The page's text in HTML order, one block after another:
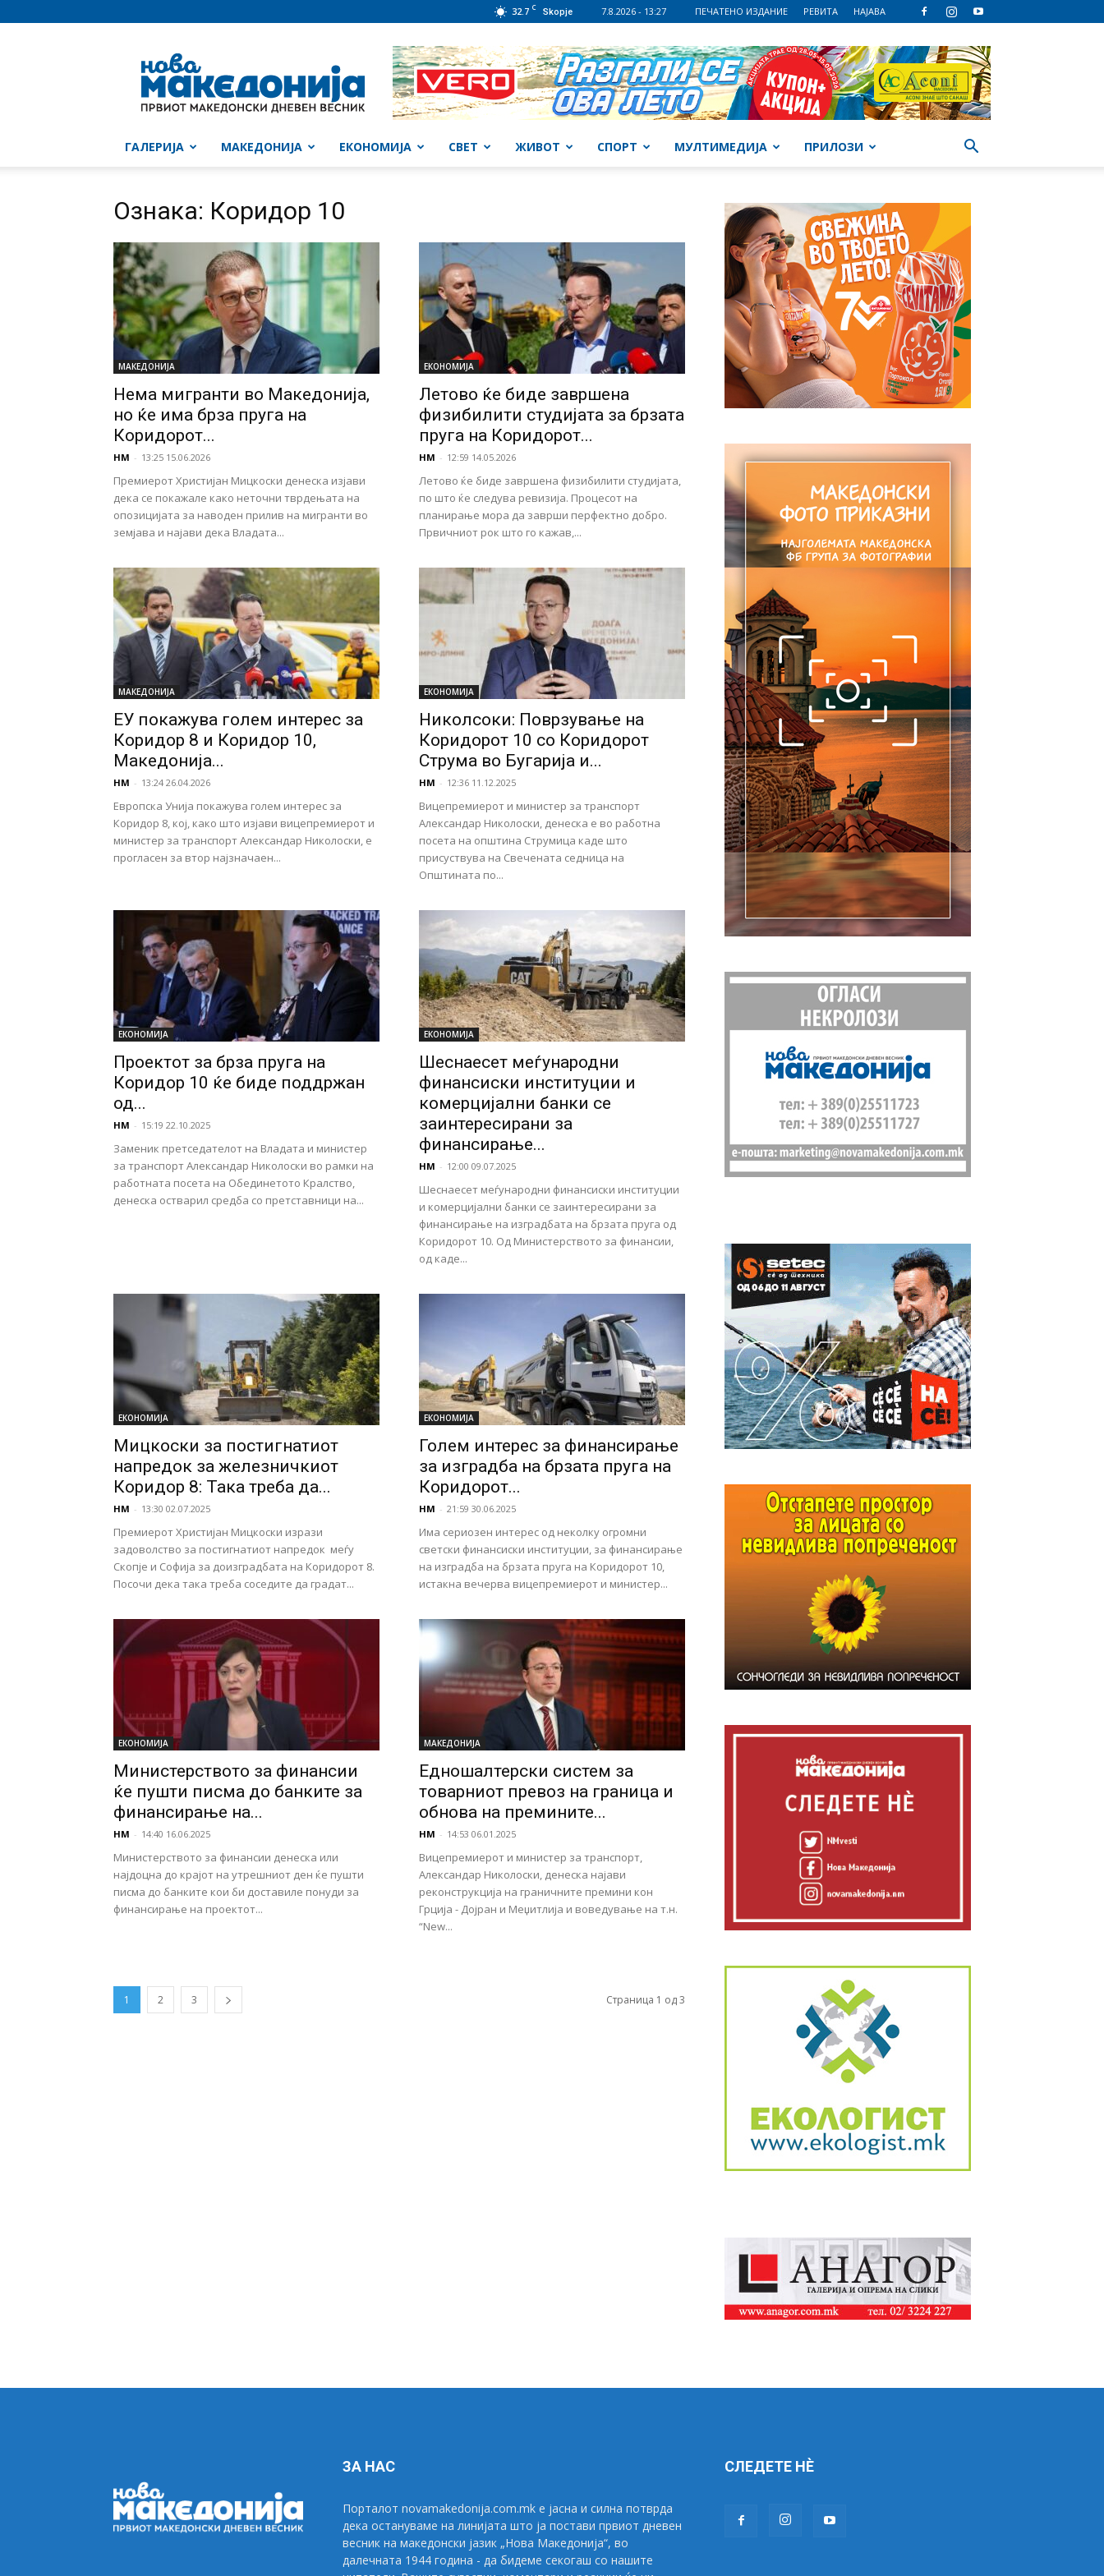
32.7 C Skopje 7.8.2026 - 13:27 ПЕЧАТЕНО ИЗДАНИЕ РЕВИТА НАЈАВА
Македонија
ГАЛЕРИЈА МАКЕДОНИЈА ЕКОНОМИЈА СВЕТ ЖИВОТ СПОРТ МУЛТИМЕДИЈА ПРИЛОЗИ
Ознака: Коридор 10
МАКЕДОНИЈА
Нема мигранти во Македонија,
но ќе има брза пруга на
Коридорот...
НМ - 13:25 15.06.2026
Премиерот Христијан Мицкоски денеска изјави
дека се покажале како неточни тврдењата на
опозицијата за наводен прилив на мигранти во
земјава и најави дека Владата...
ЕКОНОМИЈА
Летово ќе биде завршена
физибилити студијата за брзата
пруга на Коридорот...
НМ - 12:59 14.05.2026
Летово ќе биде завршена физибилити студијата,
по што ќе следува ревизија. Процесот на
планирање мора да заврши перфектно добро.
Првичниот рок што го кажав,...
МАКЕДОНИЈА
ЕУ покажува голем интерес за
Коридор 8 и Коридор 10,
Македонија...
НМ - 13:24 26.04.2026
Европска Унија покажува голем интерес за
Коридор 8, кој, како што изјави вицепремиерот и
министер за транспорт Александар Николоски, е
прогласен за втор најзначаен...
ЕКОНОМИЈА
Николсоки: Поврзување на
Коридорот 10 со Коридорот
Струма во Бугарија и...
НМ - 12:36 11.12.2025
Вицепремиерот и министер за транспорт
Александар Николоски, денеска е во работна
посета на општина Струмица каде што
присуствува на Свечената седница на
Општината по...
ЕКОНОМИЈА
Проектот за брза пруга на
Коридор 10 ќе биде поддржан
од...
НМ - 15:19 22.10.2025
Заменик претседателот на Владата и министер
за транспорт Александар Николоски во рамки на
работната посета на Обединетото Кралство,
денеска остварил средба со претставници на...
ЕКОНОМИЈА
Шеснаесет меѓународни
финансиски институции и
комерцијални банки се
заинтересирани за
финансирање...
НМ - 12:00 09.07.2025
Шеснаесет меѓународни финансиски институции
и комерцијални банки се заинтересирани за
финансирање на изградбата на брзата пруга од
Коридорот 10. Од Министерството за финансии,
од каде...
ЕКОНОМИЈА
Мицкоски за постигнатиот
напредок за железничкиот
Коридор 8: Така треба да...
НМ - 13:30 02.07.2025
Премиерот Христијан Мицкоски изрази
задоволство за постигнатиот напредок меѓу
Скопје и Софија за доизградбата на Коридорот 8.
Посочи дека така треба соседите да градат...
ЕКОНОМИЈА
Голем интерес за финансирање
за изградба на брзата пруга на
Коридорот...
НМ - 21:59 30.06.2025
Има сериозен интерес од неколку огромни
светски финансиски институции, за финансирање
на изградба на брзата пруга на Коридорот 10,
истакна вечерва вицепремиерот и министер...
ЕКОНОМИЈА
Министерството за финансии
ќе пушти писма до банките за
финансирање на...
НМ - 14:40 16.06.2025
Министерството за финансии денеска или
најдоцна до крајот на утрешниот ден ќе пушти
писма до банките кои би доставиле понуди за
финансирање на проектот...
МАКЕДОНИЈА
Едношалтерски систем за
товарниот превоз на граница и
обнова на премините...
НМ - 14:53 06.01.2025
Вицепремиерот и министер за транспорт,
Александар Николоски, денеска најави
реконструкција на граничните премини кон
Грција - Дојран и Меџитлија и воведување на т.н.
“New...
1 2 3 Страница 1 од 3
ЗА НАС
Порталот novamakedonija.com.mk е јасна и силна потврда
дека остануваме на линијата што ја постави првиот дневен
весник на македонски јазик „Нова Македонија“, во
далечната 1944 година - да бидеме секогаш со нашите
СЛЕДЕТЕ НÈ